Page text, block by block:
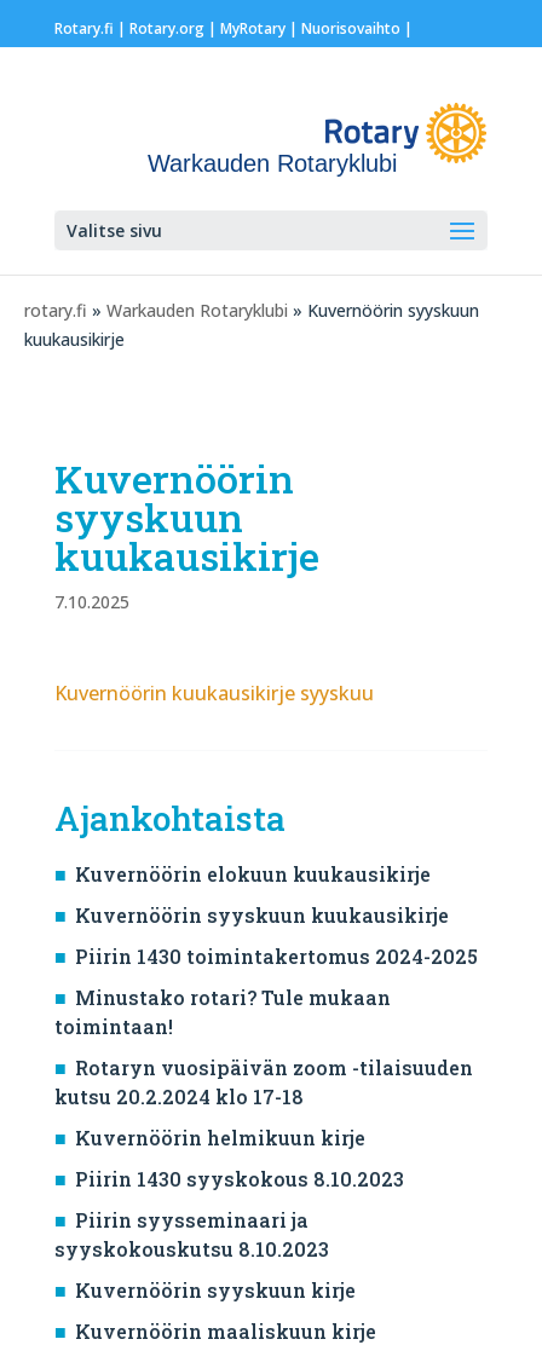
Rotary.fi | Rotary.org| MyRotary | Nuorisovaihto |
Warkauden Rotaryklubi
Valitse sivu
rotary.fi » Warkauden Rotaryklubi » Kuvernöörin syyskuun
kuukausikirje
Kuvernöörin
syyskuun
kuukausikirje
7.10.2025
Kuvernöörin kuukausikirje syyskuu
Ajankohtaista
Kuvernöörin elokuun kuukausikirje
Kuvernöörin syyskuun kuukausikirje
Piirin 1430 toimintakertomus 2024-2025
Minustako rotari? Tule mukaan
toimintaan!
Rotaryn vuosipäivän zoom -tilaisuuden
kutsu 20.2.2024 klo 17-18
Kuvernöörin helmikuun kirje
Piirin 1430 syyskokous 8.10.2023
Piirin syysseminaari ja
syyskokouskutsu 8.10.2023
Kuvernöörin syyskuun kirje
Kuvernöörin maaliskuun kirje